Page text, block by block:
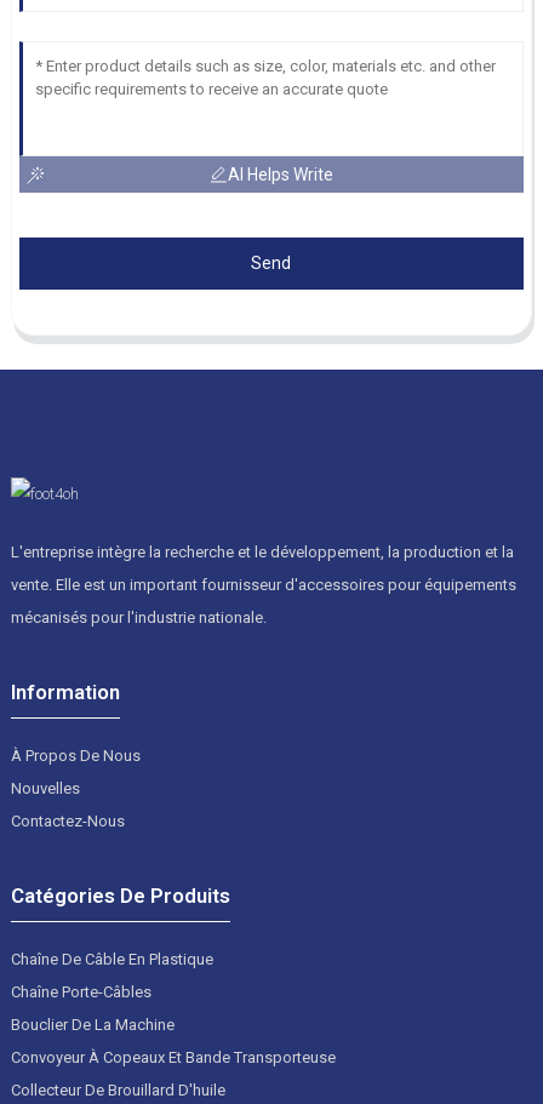
AI Helps Write
Send
L'entreprise intègre la recherche et le développement, la production et la
vente. Elle est un important fournisseur d'accessoires pour équipements
mécanisés pour l'industrie nationale.
Information
À Propos De Nous
Nouvelles
Contactez-Nous
Catégories De Produits
Chaîne De Câble En Plastique
Chaîne Porte-Câbles
Bouclier De La Machine
Convoyeur À Copeaux Et Bande Transporteuse
Collecteur De Brouillard D'huile